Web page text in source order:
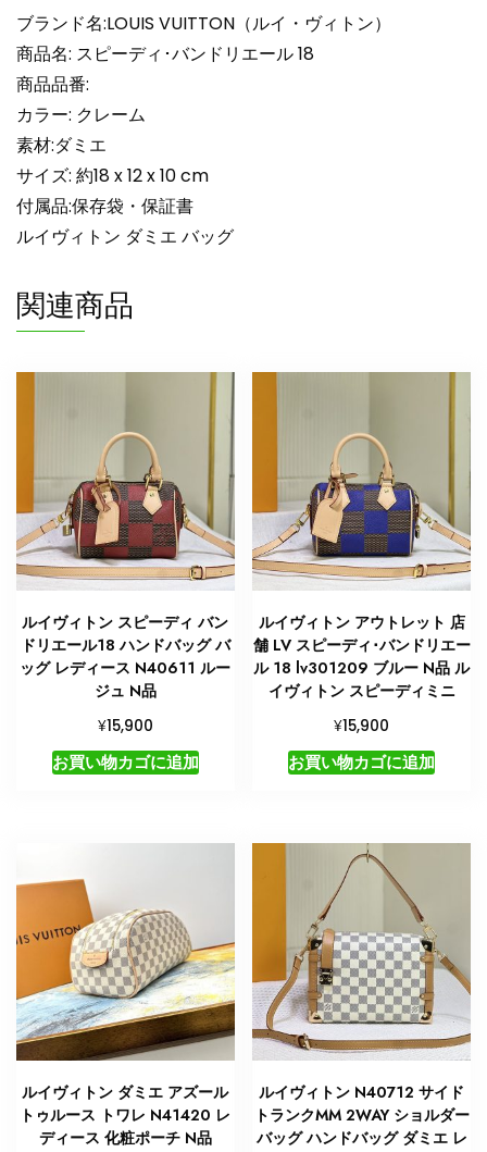
ー
ル
18
lv301208
ク
レ
ー
ム
N
品
イ
ヴ
ト
デ
ィ
ミ
ニ
個
ブランド名:LOUIS VUITTON（ルイ・ヴィトン）
商品名: スピーディ･バンドリエール 18
商品品番:
カラー: クレーム
素材:ダミエ
サイズ: 約18 x 12 x 10 cm
付属品:保存袋・保証書
ルイヴィトン ダミエ バッグ
関連商品
ルイヴィトン スピーディ バン
ドリエール18 ハンドバッグ バ
ッグ レディース N40611 ルー
ジュ N品
¥15,900
お買い物カゴに追加
ルイヴィトン アウトレット 店
舗 LV スピーディ･バンドリエー
ル 18 lv301209 ブルー N品 ル
イヴィトン スピーディミニ
¥15,900
お買い物カゴに追加
ルイヴィトン ダミエ アズール
トゥルース トワレ N41420 レ
ディース 化粧ポーチ N品
ルイヴィトン N40712 サイド
トランクMM 2WAY ショルダー
バッグ ハンドバッグ ダミエ レ